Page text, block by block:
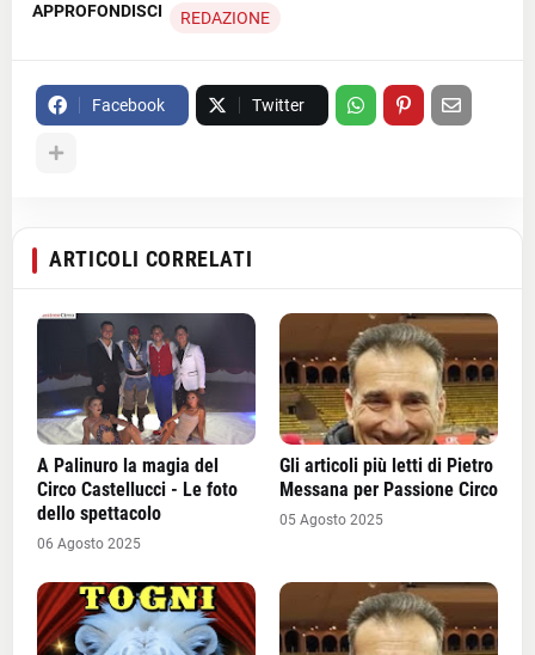
APPROFONDISCI REDAZIONE
Facebook Twitter
ARTICOLI CORRELATI
A Palinuro la magia del
Circo Castellucci - Le foto
dello spettacolo
06 Agosto 2025
Gli articoli più letti di Pietro
Messana per Passione Circo
05 Agosto 2025